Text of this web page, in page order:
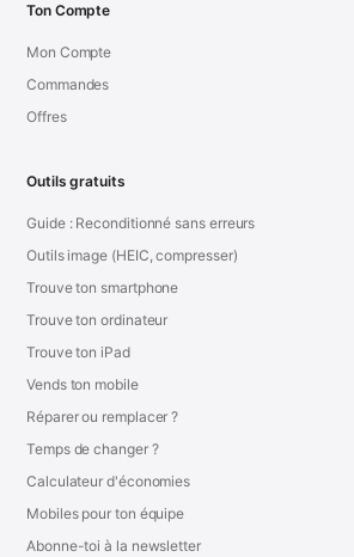
Ton Compte
Mon Compte
Commandes
Offres
Outils gratuits
Guide : Reconditionné sans erreurs
Outils image (HEIC, compresser)
Trouve ton smartphone
Trouve ton ordinateur
Trouve ton iPad
Vends ton mobile
Réparer ou remplacer ?
Temps de changer ?
Calculateur d'économies
Mobiles pour ton équipe
Abonne-toi à la newsletter